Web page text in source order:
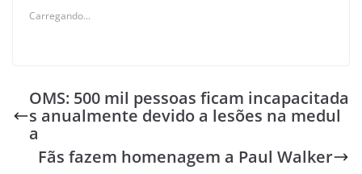
Carregando...
OMS: 500 mil pessoas ficam incapacitada
s anualmente devido a lesões na medul
a
Fãs fazem homenagem a Paul Walker